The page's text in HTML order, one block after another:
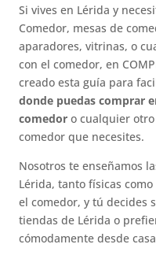
Si vives en Lérida y
Comedor, mesas de
aparadores, vitrinas, o
con el comedor, en
creado esta guía para
donde puedas comprar
comedor o cualquier
comedor que necesites.
Nosotros te enseñamos
Lérida, tanto físicas
el comedor, y tú decides
tiendas de Lérida o
cómodamente desde